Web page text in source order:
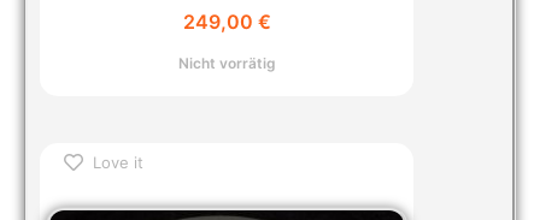
249,00 €
Nicht vorrätig
Love it